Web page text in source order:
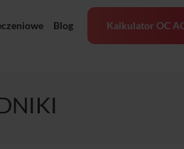
Blog Kalkulator OC